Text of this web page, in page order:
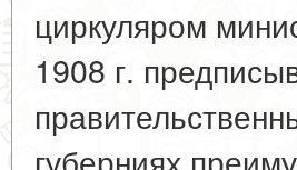
циркуляром
1908 г.
губерниях